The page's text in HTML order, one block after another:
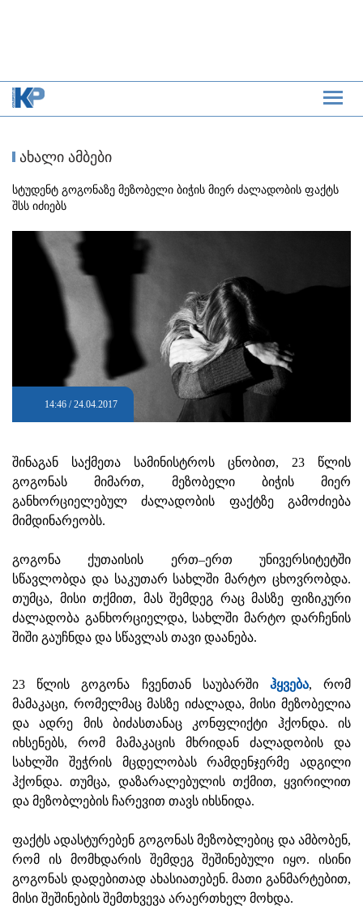
ახალი ამბები
სტუდენტ გოგონაზე მეზობელი ბიჭის მიერ ძალადობის ფაქტს
შსს იძიებს
14:46 / 24.04.2017
შინაგან საქმეთა სამინისტროს ცნობით, 23 წლის
გოგონას მიმართ, მეზობელი ბიჭის მიერ
განხორციელებულ ძალადობის ფაქტზე გამოძიება
მიმდინარეობს.
გოგონა ქუთაისის ერთ–ერთ უნივერსიტეტში
სწავლობდა და საკუთარ სახლში მარტო ცხოვრობდა.
თუმცა, მისი თქმით, მას შემდეგ რაც მასზე ფიზიკური
ძალადობა განხორციელდა, სახლში მარტო დარჩენის
შიში გაუჩნდა და სწავლას თავი დაანება.
23 წლის გოგონა ჩვენთან საუბარში ჰყვება, რომ
მამაკაცი, რომელმაც მასზე იძალადა, მისი მეზობელია
და ადრე მის ბიძასთანაც კონფლიქტი ჰქონდა. ის
იხსენებს, რომ მამაკაცის მხრიდან ძალადობის და
სახლში შეჭრის მცდელობას რამდენჯერმე ადგილი
ჰქონდა. თუმცა, დაზარალებულის თქმით, ყვირილით
და მეზობლების ჩარევით თავს იხსნიდა.
ფაქტს ადასტურებენ გოგონას მეზობლებიც და ამბობენ,
რომ ის მომხდარის შემდეგ შეშინებული იყო. ისინი
გოგონას დადებითად ახასიათებენ. მათი განმარტებით,
მისი შეშინების შემთხვევა არაერთხელ მოხდა.